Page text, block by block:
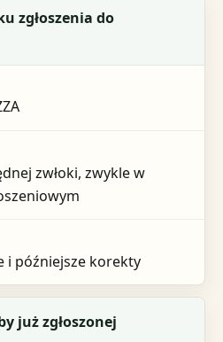
zgłoszenia do
zwłoki, zwykle w
i późniejsze korekty
już zgłoszonej